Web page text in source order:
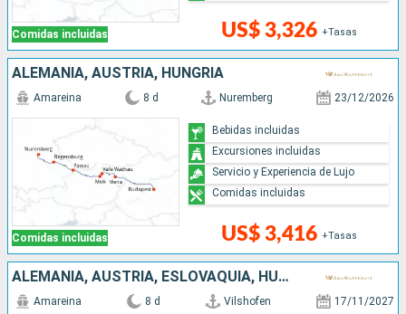
Comidas incluidas US$ 3,326 +Tasas
ALEMANIA, AUSTRIA, HUNGRÍA
Comidas incluidas
Amareina 8 d Nuremberg 23/12/2026
US$ 3,416 +Tasas
Bebidas incluidas
Excursiones incluidas
Servicio y Experiencia de Lujo
Comidas incluidas
ALEMANIA, AUSTRIA, ESLOVAQUIA, HUNGRÍA
Amareina 8 d Vilshofen 17/11/2027